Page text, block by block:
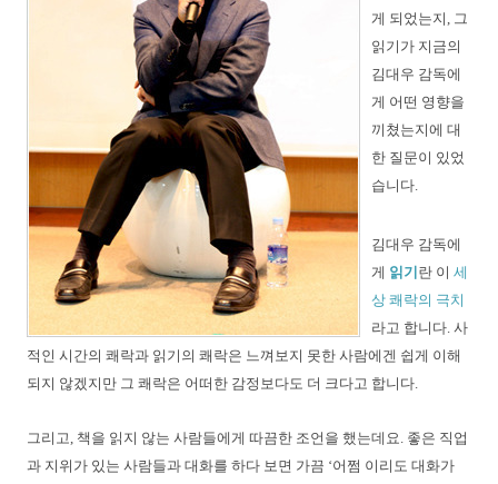
게 되었는지, 그
읽기가 지금의
김대우 감독에
게 어떤 영향을
끼쳤는지에 대
한 질문이 있었
습니다.
김대우 감독에
게 읽기 란 이 세
상 쾌락의 극치
라고 합니다. 사
적인 시간의 쾌락과 읽기의 쾌락은 느껴보지 못한 사람에겐 쉽게 이해
되지 않겠지만 그 쾌락은 어떠한 감정보다도 더 크다고 합니다.
그리고, 책을 읽지 않는 사람들에게 따끔한 조언을 했는데요. 좋은 직업
과 지위가 있는 사람들과 대화를 하다 보면 가끔 ‘어쩜 이리도 대화가